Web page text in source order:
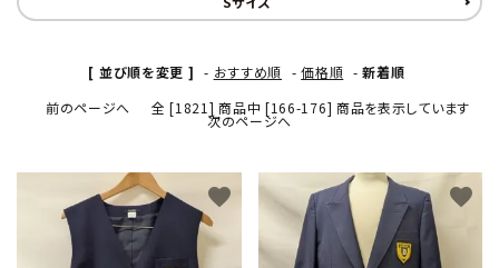
[ 並び順を変更 ] - おすすめ順 -価格順 -新着順
前のページへ
全 [1821] 商品中 [166-176] 商品を表示しています
次のページへ
favorite favorite